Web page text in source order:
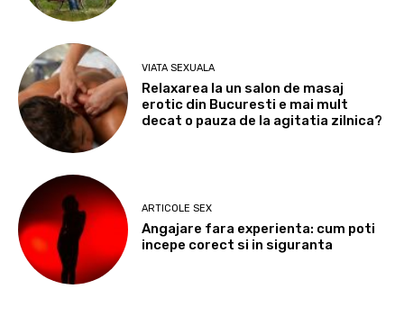
VIATA SEXUALA
Relaxarea la un salon de masaj
erotic din Bucuresti e mai mult
decat o pauza de la agitatia zilnica?
ARTICOLE SEX
Angajare fara experienta: cum poti
incepe corect si in siguranta